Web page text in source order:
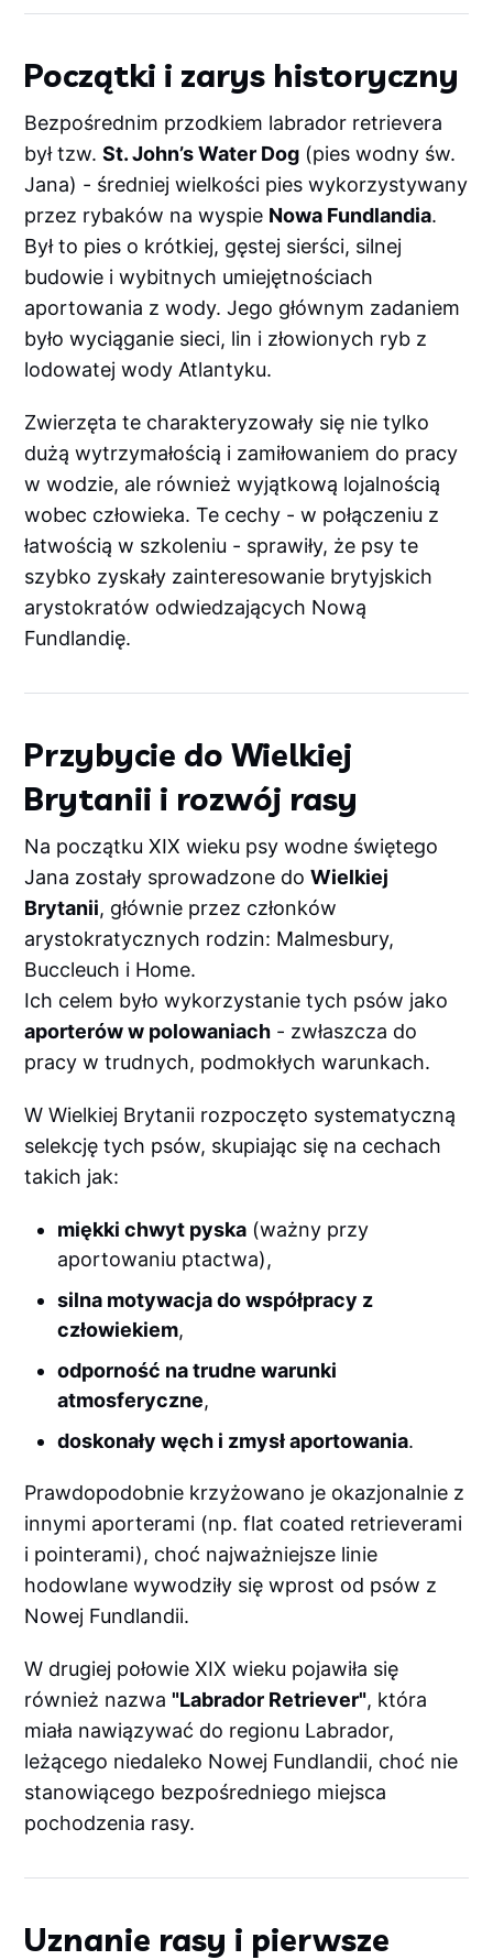
Początki i zarys historyczny
Bezpośrednim przodkiem labrador retrievera
był tzw.St. John’s Water Dog (pies wodny św.
Jana) - średniej wielkości pies wykorzystywany
przez rybaków na wyspie Nowa Fundlandia.
Był to pies o krótkiej, gęstej sierści, silnej
budowie i wybitnych umiejętnościach
aportowania z wody. Jego głównym zadaniem
było wyciąganie sieci, lin i złowionych ryb z
lodowatej wody Atlantyku.
Zwierzęta te charakteryzowały się nie tylko
dużą wytrzymałością i zamiłowaniem do pracy
w wodzie, ale również wyjątkową lojalnością
wobec człowieka. Te cechy - w połączeniu z
łatwością w szkoleniu - sprawiły, że psy te
szybko zyskały zainteresowanie brytyjskich
arystokratów odwiedzających Nową
Fundlandię.
Przybycie do Wielkiej
Brytanii i rozwój rasy
Na początku XIX wieku psy wodne świętego
Jana zostały sprowadzone doWielkiej
Brytanii, głównie przez członków
arystokratycznych rodzin: Malmesbury,
Buccleuch i Home.
Ich celem było wykorzystanie tych psów jako
aporterów w polowaniach - zwłaszcza do
pracy w trudnych, podmokłych warunkach.
W Wielkiej Brytanii rozpoczęto systematyczną
selekcję tych psów, skupiając się na cechach
takich jak:
miękki chwyt pyska (ważny przy
aportowaniu ptactwa),
silna motywacja do współpracy z
człowiekiem,
odporność na trudne warunki
atmosferyczne,
doskonały węch i zmysł aportowania.
Prawdopodobnie krzyżowano je okazjonalnie z
innymi aporterami (np. flat coated retrieverami
i pointerami), choć najważniejsze linie
hodowlane wywodziły się wprost od psów z
Nowej Fundlandii.
W drugiej połowie XIX wieku pojawiła się
również nazwa"Labrador Retriever", która
miała nawiązywać do regionu Labrador,
leżącego niedaleko Nowej Fundlandii, choć nie
stanowiącego bezpośredniego miejsca
pochodzenia rasy.
Uznanie rasy i pierwsze